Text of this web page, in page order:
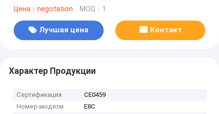
Logiq Vivid
Цена：negotation MOQ：1
Лучшая цена Контакт
Характер Продукции
Сертификация
CE0459
Номер модели
E8C